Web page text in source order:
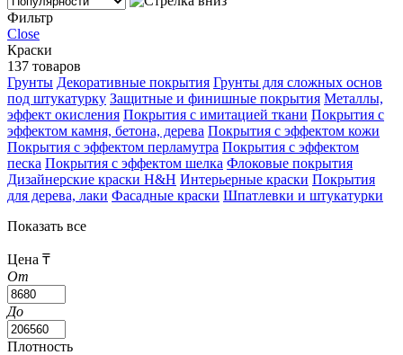
Фильтр
Close
Краски
137 товаров
Грунты Декоративные покрытия Грунты для сложных основ
под штукатурку Защитные и финишные покрытия Металлы,
эффект окисления Покрытия с имитацией ткани Покрытия с
эффектом камня, бетона, дерева Покрытия с эффектом кожи
Покрытия с эффектом перламутра Покрытия с эффектом
песка Покрытия с эффектом шелка Флоковые покрытия
Дизайнерские краски H&H Интерьерные краски Покрытия
для дерева, лаки Фасадные краски Шпатлевки и штукатурки
Показать все
Цена ₸
От
До
Плотность